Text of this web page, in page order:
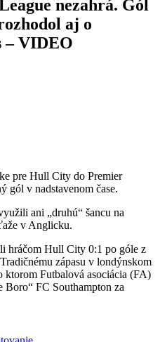
nezahrá. Gól
aj o
– VIDEO
pre Hull City do Premier
gól v nadstavenom čase.
ani „druhú“ šancu na
v Anglicku.
hráčom Hull City 0:1 po góle z
zápasu v londýnskom
ktorom Futbalová asociácia (FA)
FC Southampton za